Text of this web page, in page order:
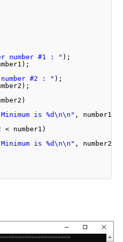
number #1 : " );
#2 : " );
is %d\n\n" , number1);
< number1)
is %d\n\n" , number2);